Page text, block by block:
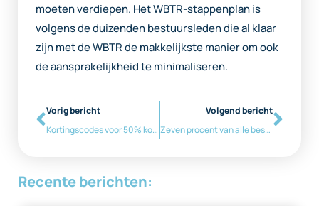
moeten verdiepen. Het WBTR-stappenplan is
volgens de duizenden bestuursleden die al klaar
zijn met de WBTR de makkelijkste manier om ook
de aansprakelijkheid te minimaliseren.
Vorig bericht
Kortingscodes voor 50% korting op WBTR-stappenplan
Volgend bericht
Zeven procent van alle besturen is helemaal klaar
Recente berichten: